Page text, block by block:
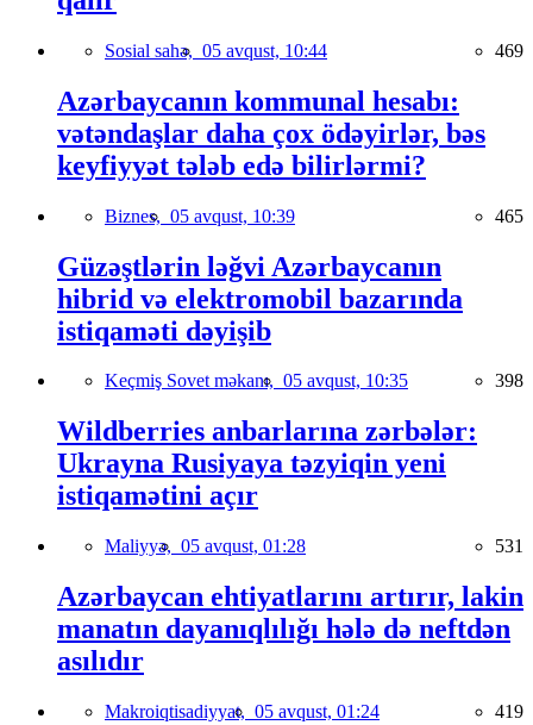
Sosial sahə, 05 avqust, 10:44 469
Azərbaycanın kommunal hesabı:
vətəndaşlar daha çox ödəyirlər, bəs
keyfiyyət tələb edə bilirlərmi?
Biznes, 05 avqust, 10:39 465
Güzəştlərin ləğvi Azərbaycanın
hibrid və elektromobil bazarında
istiqaməti dəyişib
Keçmiş Sovet məkanı, 05 avqust, 10:35 398
Wildberries anbarlarına zərbələr:
Ukrayna Rusiyaya təzyiqin yeni
istiqamətini açır
Maliyyə, 05 avqust, 01:28 531
Azərbaycan ehtiyatlarını artırır, lakin
manatın dayanıqlılığı hələ də neftdən
asılıdır
Makroiqtisadiyyat, 05 avqust, 01:24 419